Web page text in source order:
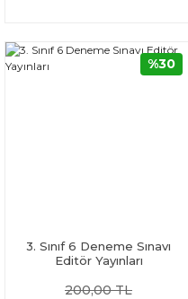
3. Sınıf 6 Deneme Sınavı
Editör Yayınları
200,00 TL
%30